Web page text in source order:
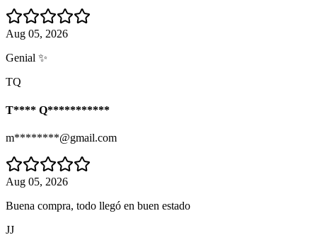
Aug 05, 2026
Genial ✨
TQ
T**** Q***********
m********@gmail.com
Aug 05, 2026
Buena compra, todo llegó en buen estado
JJ